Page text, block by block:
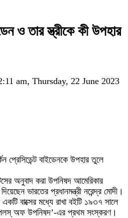
ও তার স্ত্রীকে কী উপহার
am, Thursday, 22 June 2023
প্রেসিডেন্ট বাইডেনকে উপহার তুলে
অনুবাদ করা উপনিষদ আমেরিকার
ভারতের প্রধানমন্ত্রী নরেন্দ্র মোদী।
বাক্সের মধ্যে রাখা বইটি ১৯৩৭ সালে
অফ উপনিষদ’-এর প্রথম সংস্করণ।